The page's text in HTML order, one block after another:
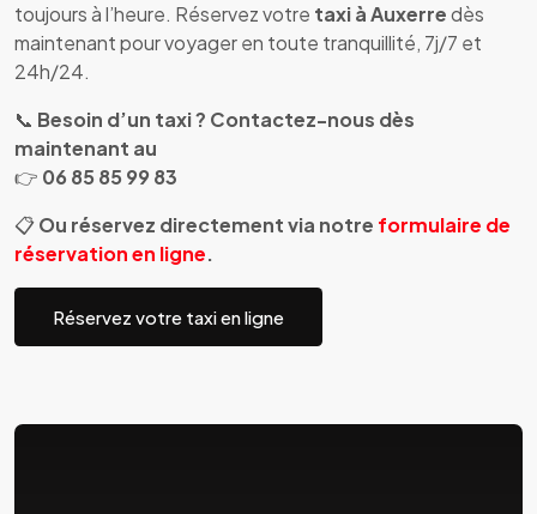
toujours à l’heure. Réservez votre taxi à Auxerredès
maintenant pour voyager en toute tranquillité, 7j/7 et
24h/24.
📞 Besoin d’un taxi ? Contactez-nous dès
maintenant au
👉 06 85 85 99 83
📋Ou réservez directement via notre formulaire de
réservation en ligne.
Réservez votre taxi en ligne